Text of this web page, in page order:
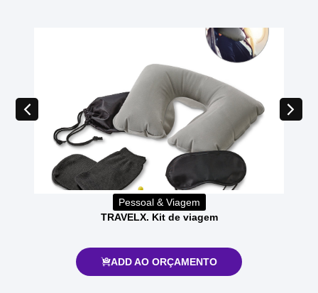
Pessoal & Viagem
TRAVELX. Kit de viagem
ADD AO ORÇAMENTO